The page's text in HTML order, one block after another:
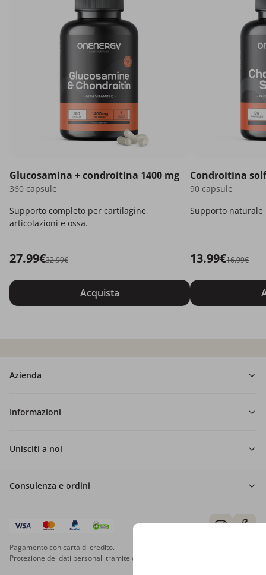
Glucosamina + condroitina 1400 mg
360 capsule
Supporto completo per cartilagine,
articolazioni e ossa.
27.99€32.99€
Acquista
Condroitina
90 capsule
Supporto
13.99€16.99€
Azienda
Informazioni
Unisciti a noi
Consulenza e ordini
Pagamento con carta di credito.
Protezione dei dati personali tramite crittografia SSL.